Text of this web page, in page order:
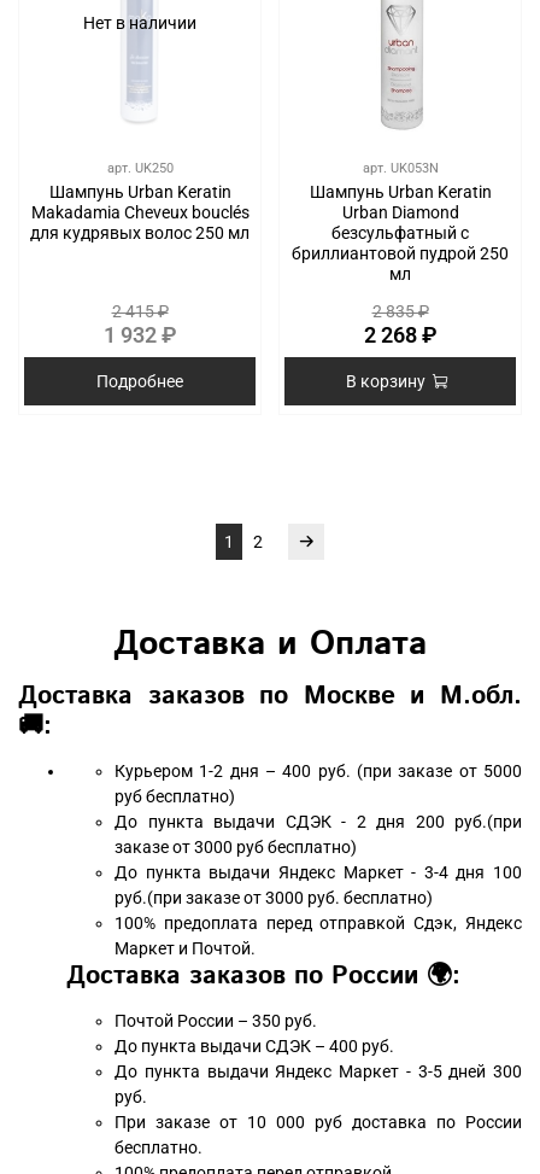
Нет в наличии
арт. UK250
Шампунь Urban Keratin
Makadamia Cheveux bouclés
для кудрявых волос 250 мл
2 415 ₽
1 932 ₽
Подробнее
арт. UK053N
Шампунь Urban Keratin
Urban Diamond
безсульфатный с
бриллиантовой пудрой 250
мл
2 835 ₽
2 268 ₽
В корзину
1 2
Доставка и Оплата
Доставка заказов по Москве и М.обл.
🚚:
Курьером 1-2 дня – 400 руб. (при заказе от 5000
руб бесплатно)
До пункта выдачи СДЭК - 2 дня 200 руб.(при
заказе от 3000 руб бесплатно)
До пункта выдачи Яндекс Маркет - 3-4 дня 100
руб.(при заказе от 3000 руб. бесплатно)
100% предоплата перед отправкой Сдэк, Яндекс
Маркет и Почтой.
Доставка заказов по России 🌍:
Почтой России – 350 руб.
До пункта выдачи СДЭК – 400 руб.
До пункта выдачи Яндекс Маркет - 3-5 дней 300
руб.
При заказе от 10 000 руб доставка по России
бесплатно.